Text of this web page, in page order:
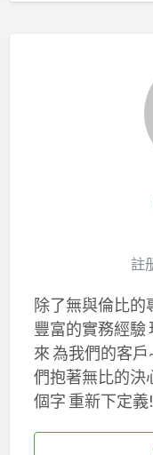
註
除了無與倫比的
豐富的實務經驗
來 為我們的客
們抱著無比的決
個字 重新下定義!